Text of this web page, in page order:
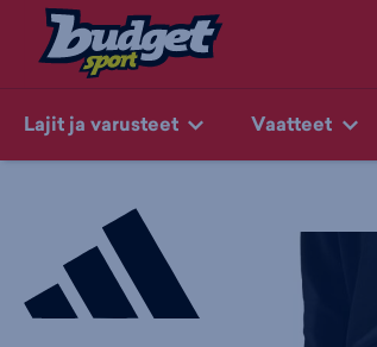
Lajit ja varusteet Vaatteet